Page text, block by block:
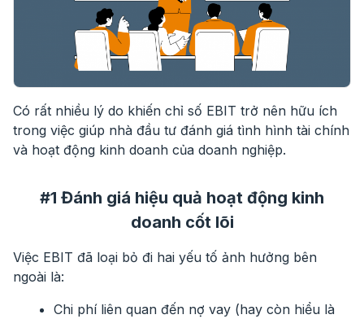
Có rất nhiều lý do khiến chỉ số EBIT trở nên hữu ích
trong việc giúp nhà đầu tư đánh giá tình hình tài chính
và hoạt động kinh doanh của doanh nghiệp.
#1 Đánh giá hiệu quả hoạt động kinh
doanh cốt lõi
Việc EBIT đã loại bỏ đi hai yếu tố ảnh hưởng bên
ngoài là:
Chi phí liên quan đến nợ vay (hay còn hiểu là